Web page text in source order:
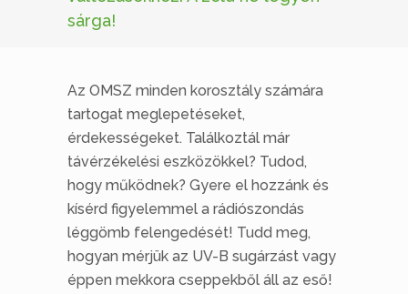
sárga!
Az OMSZ minden korosztály számára
tartogat meglepetéseket,
érdekességeket. Találkoztál már
távérzékelési eszközökkel? Tudod,
hogy működnek? Gyere el hozzánk és
kísérd figyelemmel a rádiószondás
léggömb felengedését! Tudd meg,
hogyan mérjük az UV-B sugárzást vagy
éppen mekkora cseppekből áll az eső!